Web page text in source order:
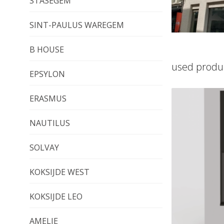
SINT-PAULUS WAREGEM
B HOUSE
EPSYLON
ERASMUS
NAUTILUS
SOLVAY
KOKSIJDE WEST
KOKSIJDE LEO
AMELIE
used